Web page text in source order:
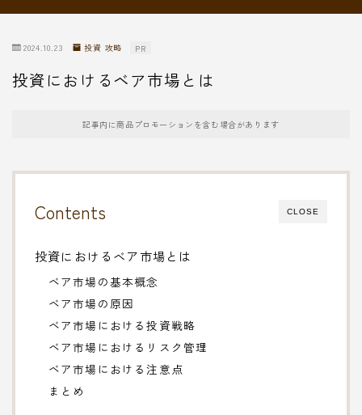
2024.10.23 投資 攻略 PR
投資におけるベア市場とは
記事内に商品プロモーションを含む場合があります
CLOSE
Contents
投資におけるベア市場とは
ベア市場の基本概念
ベア市場の原因
ベア市場における投資戦略
ベア市場におけるリスク管理
ベア市場における注意点
まとめ